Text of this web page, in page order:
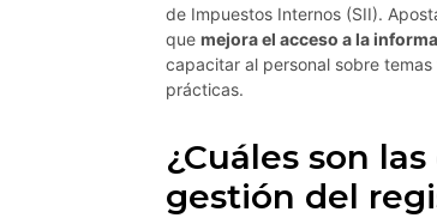
de Impuestos Internos (SII).
que mejora el acceso a la
capacitar al personal sobre
prácticas.
¿Cuáles son
gestión del